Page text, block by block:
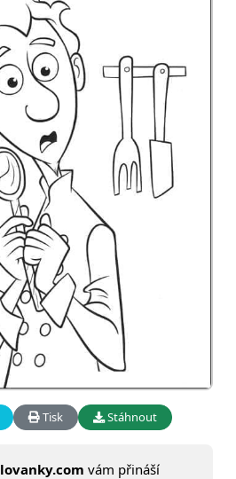
Tisk Stáhnout
vám přináší